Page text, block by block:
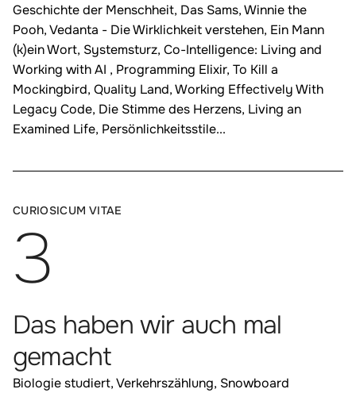
Geschichte der Menschheit, Das Sams, Winnie the
Pooh, Vedanta - Die Wirklichkeit verstehen, Ein Mann
(k)ein Wort, Systemsturz, Co-Intelligence: Living and
Working with AI , Programming Elixir, To Kill a
Mockingbird, Quality Land, Working Effectively With
Legacy Code, Die Stimme des Herzens, Living an
Examined Life, Persönlichkeitsstile...
CURIOSICUM VITAE
3
Das haben wir auch mal
gemacht
Biologie studiert, Verkehrszählung, Snowboard